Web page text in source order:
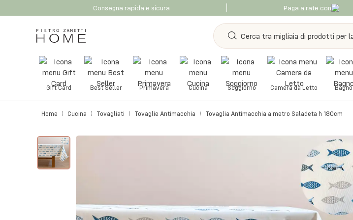
Consegna rapida e sicura Paga a rate con
Gift Card Best Seller Primavera Cucina Soggiorno Camera da Letto Bagno
Home Cucina Tovagliati Tovaglie Antimacchia Tovaglia Antimacchia a metro Saladeta h 180cm